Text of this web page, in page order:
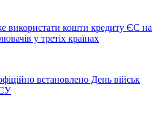
використати кошти кредиту ЄС на
у третіх країнах
встановлено День військ